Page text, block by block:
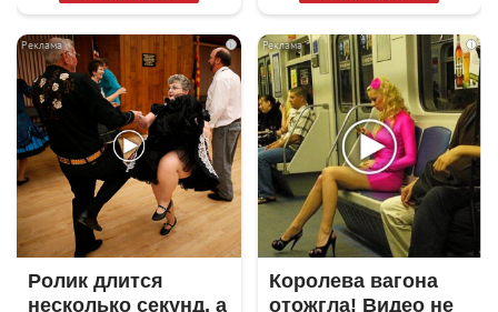
i
Ролик длится
несколько секунд, а
i
Королева вагона
отожгла! Видео не